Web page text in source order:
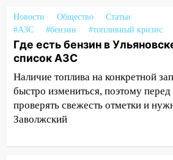
проверки обновили
пешеходных переходах
14:40
На проспекте Гая в
запретили остановку
50-метровом участке
14:22 В Новом городе 8
большой фестиваль «Наше
Новости Общество
Статьи
#АЗС
#бензин #топливный кризис
Где есть бензин в
список АЗС
Наличие топлива на конкретной
быстро измениться, поэтому перед
проверять свежесть отметки и
Заволжский